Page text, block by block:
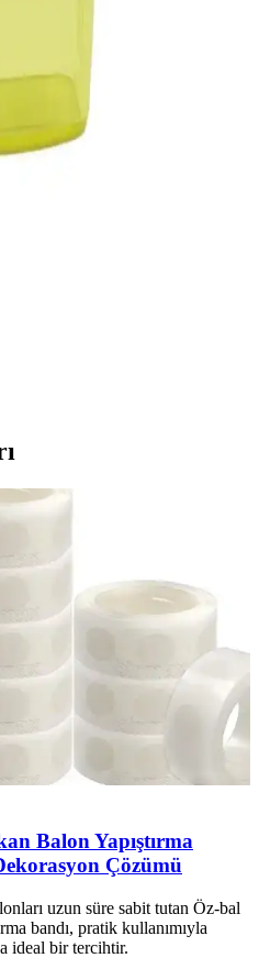
ayıcık tasarımıyla öne çıkan
kolaylığı ve estetik
popüler. Pratik ve
ve Kullanıcı Yorumları
Balon Yapıştırma
Çözümü
uzun süre sabit tutan Öz-bal
bandı, pratik kullanımıyla
ideal bir tercihtir.